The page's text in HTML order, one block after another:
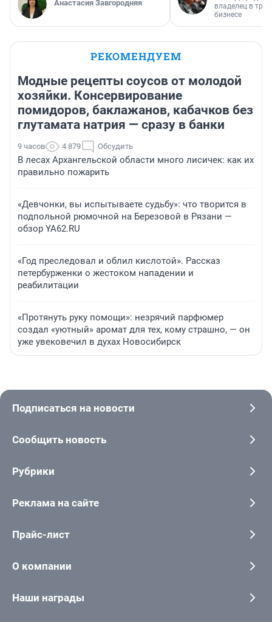
Анастасия Завгородняя
владелец в
бизнесе
РЕКОМЕНДУЕМ
Модные рецепты соусов от молодой
хозяйки. Консервирование
помидоров, баклажанов, кабачков без
глутамата натрия — сразу в банки
9 часов 4 879 Обсудить
В лесах Архангельской области много лисичек: как их
правильно пожарить
«Девчонки, вы испытываете судьбу»: что творится в
подпольной рюмочной на Березовой в Рязани —
обзор YA62.RU
«Год преследовал и облил кислотой». Рассказ
петербурженки о жестоком нападении и
реабилитации
«Протянуть руку помощи»: незрячий парфюмер
создал «уютный» аромат для тех, кому страшно, — он
уже увековечил в духах Новосибирск
Подписаться на новости
Сообщить новость
Рубрики
Реклама на сайте
Прайс-лист
О компании
Наши награды